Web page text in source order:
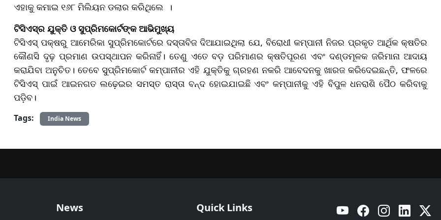
ଏହାକୁ କମାଇ ୧୬୮ ମିଲିୟନ ଡଲାର କରିଥିଲେ ।
ଟିସିଏସ୍‌ର ଯୁକ୍ତି ଓ ସୁପ୍ରିମକୋର୍ଟଙ୍କ ଆଭିମୁଖ୍ୟ
ଟିସିଏସ୍ ପକ୍ଷରୁ ଆମେରିକା ସୁପ୍ରିମକୋର୍ଟରେ ଦସ୍ତାବିଜ ଦିଆଯାଇଥିଲା ଯେ, ବିରୋଧୀ କମ୍ପାନୀ ନିଜର ପ୍ରକୃତ ଆର୍ଥିକ କ୍ଷତିର
କୌଣସି ଦୃଢ଼ ପ୍ରମାଣ ଉପସ୍ଥାପନ କରିନାହିଁ। ତେଣୁ ଏତେ ବଡ଼ ପରିମାଣର କ୍ଷତିପୂରଣ ଏବଂ ଦଣ୍ଡମୂଳକ ଜରିମାନା ଆଦାୟ
କରାଯିବା ଅନୁଚିତ। ତେବେ ସୁପ୍ରିମକୋର୍ଟ କମ୍ପାନୀର ଏହି ଯୁକ୍ତିକୁ ଗ୍ରହଣ ନକରି ଆବେଦନକୁ ଖାରଜ କରିଦେଇଛନ୍ତି, ଫଳରେ
ଟିସିଏସ୍ ପାଇଁ ଆଇନଗତ ଲଢ଼େଇର ସମସ୍ତ ରାସ୍ତା ବନ୍ଦ ହୋଇଯାଇଛି ଏବଂ କମ୍ପାନୀକୁ ଏହି ବିପୁଳ ଧନରାଶି ପୈଠ କରିବାକୁ
ପଡ଼ିବ।
Tags: India News
News Quick Links YouTube Facebook Instagram